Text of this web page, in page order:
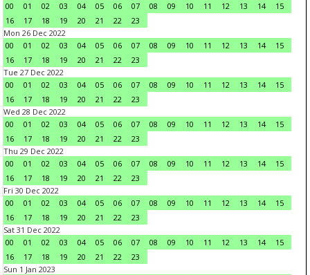
00
01 02 03 04 05 06 07 08 09 10 11 12 13 14
15
16
17 18 19 20 21 22
23
Mon 26 Dec 2022
00
01 02 03 04 05 06 07 08 09 10 11 12 13 14
15
16
17 18 19 20 21 22
23
Tue 27 Dec 2022
00
01 02 03 04 05 06 07 08 09 10 11 12 13 14
15
16
17 18 19 20 21 22
23
Wed 28 Dec 2022
00
01 02 03 04 05 06 07 08 09 10 11 12 13 14
15
16
17 18 19 20 21 22
23
Thu 29 Dec 2022
00
01 02 03 04 05 06 07 08 09 10 11 12 13 14
15
16
17 18 19 20 21 22
23
Fri 30 Dec 2022
00
01 02 03 04 05 06 07 08 09 10 11 12 13 14
15
16
17 18 19 20 21 22
23
Sat 31 Dec 2022
00
01 02 03 04 05 06 07 08 09 10 11 12 13 14
15
16
17 18 19 20 21 22
23
Sun 1 Jan 2023